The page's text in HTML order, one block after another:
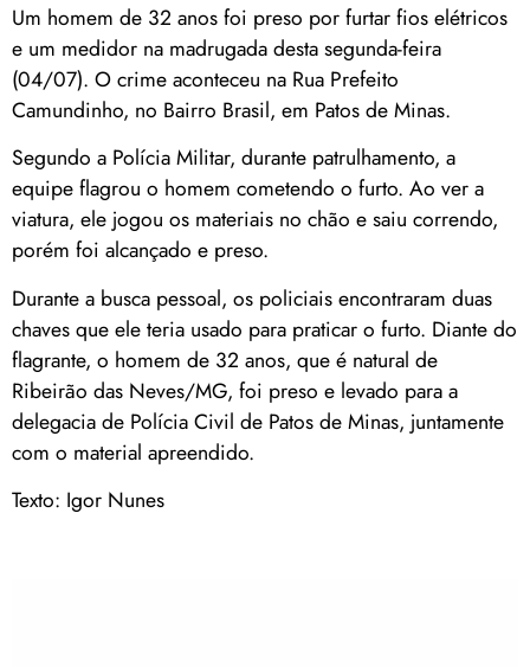
Um homem de 32 anos foi preso por furtar fios elétricos
e um medidor na madrugada desta segunda-feira
(04/07). O crime aconteceu na Rua Prefeito
Camundinho, no Bairro Brasil, em Patos de Minas.
Segundo a Polícia Militar, durante patrulhamento, a
equipe flagrou o homem cometendo o furto. Ao ver a
viatura, ele jogou os materiais no chão e saiu correndo,
porém foi alcançado e preso.
Durante a busca pessoal, os policiais encontraram duas
chaves que ele teria usado para praticar o furto. Diante do
flagrante, o homem de 32 anos, que é natural de
Ribeirão das Neves/MG, foi preso e levado para a
delegacia de Polícia Civil de Patos de Minas, juntamente
com o material apreendido.
Texto: Igor Nunes